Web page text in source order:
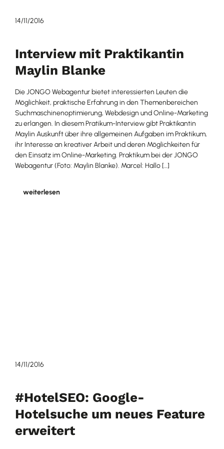
14/11/2016
Interview mit Praktikantin
Maylin Blanke
Die JONGO Webagentur bietet interessierten Leuten die
Möglichkeit, praktische Erfahrung in den Themenbereichen
Suchmaschinenoptimierung, Webdesign und Online-Marketing
zu erlangen. In diesem Pratikum-Interview gibt Praktikantin
Maylin Auskunft über ihre allgemeinen Aufgaben im Praktikum,
ihr Interesse an kreativer Arbeit und deren Möglichkeiten für
den Einsatz im Online-Marketing. Praktikum bei der JONGO
Webagentur (Foto: Maylin Blanke). Marcel: Hallo […]
weiterlesen
14/11/2016
#HotelSEO: Google-
Hotelsuche um neues Feature
erweitert